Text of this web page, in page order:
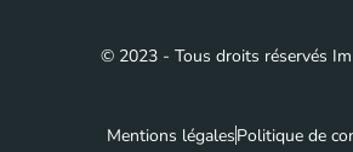
© 2023 - Tous droits réservés
Mentions légalesPolitique de